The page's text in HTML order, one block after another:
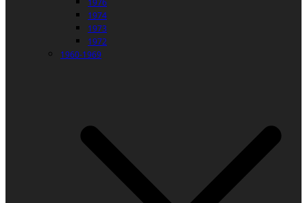
1976
1974
1973
1972
1960-1969